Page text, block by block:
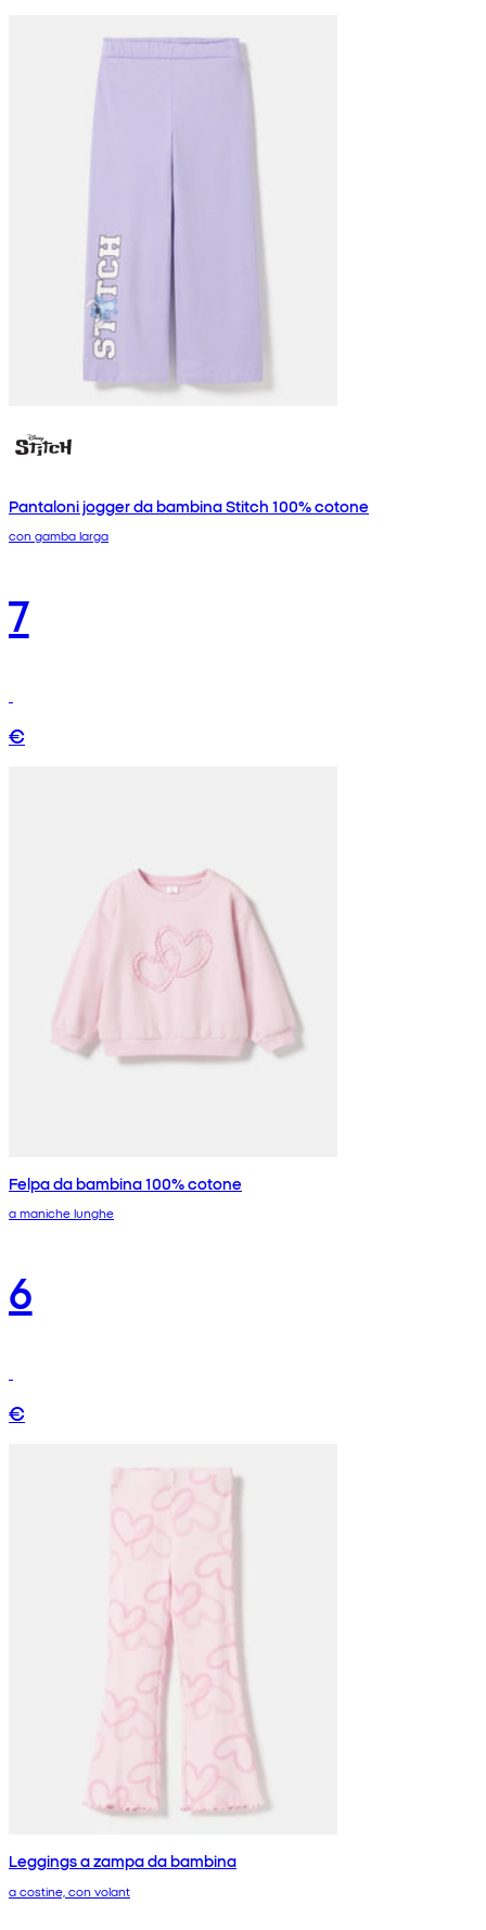
Pantaloni jogger da bambina Stitch 100% cotone
con gamba larga
7
€
Felpa da bambina 100% cotone
a maniche lunghe
6
€
Leggings a zampa da bambina
a costine, con volant